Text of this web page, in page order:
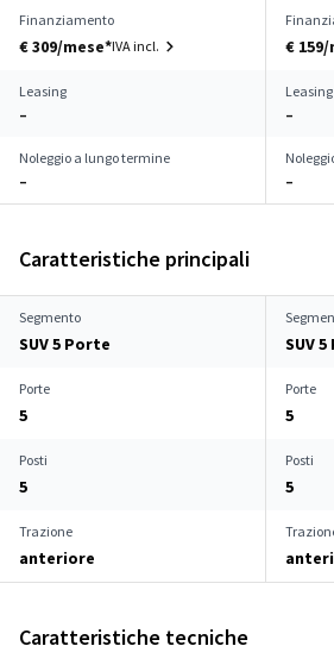
Finanziamento
€ 309/mese*IVA incl. €
Leasing
–
Leasing
–
Noleggio a lungo termine
–
–
Caratteristiche principali
Segmento
SUV 5 Porte SUV
Porte
5
Porte
5
Posti
5
Posti
5
Trazione
anteriore
Caratteristiche tecniche